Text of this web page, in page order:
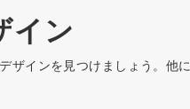
イン
ザインを見つけましょう。他に